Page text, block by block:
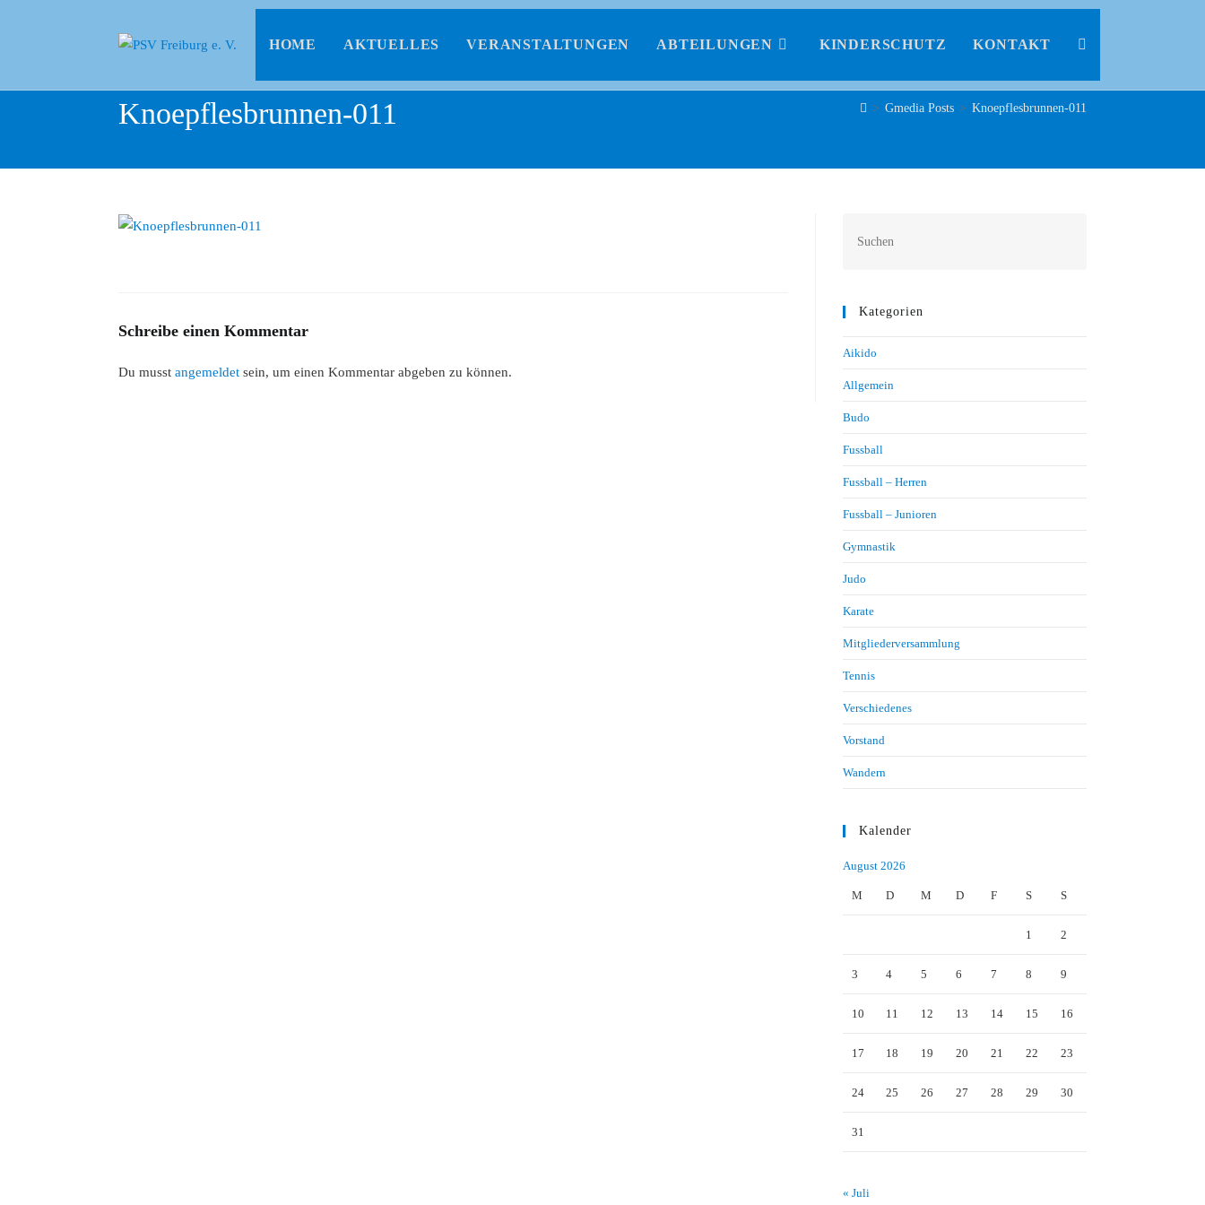
HOME AKTUELLES VERANSTALTUNGEN ABTEILUNGEN KINDERSCHUTZ KONTAKT
Knoepflesbrunnen-011 > Gmedia Posts > Knoepflesbrunnen-011
Schreibe einen Kommentar
Du musst angemeldet sein, um einen Kommentar abgeben zu können.
Kategorien
Aikido
Allgemein
Budo
Fussball
Fussball – Herren
Fussball – Junioren
Gymnastik
Judo
Karate
Mitgliederversammlung
Tennis
Verschiedenes
Vorstand
Wandern
Kalender
August 2026
M D M D F S S
1 2
3 4 5 6 7 8 9
10 11 12 13 14 15 16
17 18 19 20 21 22 23
24 25 26 27 28 29 30
31
« Juli